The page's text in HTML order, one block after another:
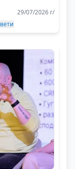
29/07/2026 г/